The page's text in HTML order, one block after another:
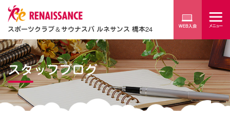
スポーツクラブ＆サウナスパ ルネサンス 橋本24
スタッフブログ